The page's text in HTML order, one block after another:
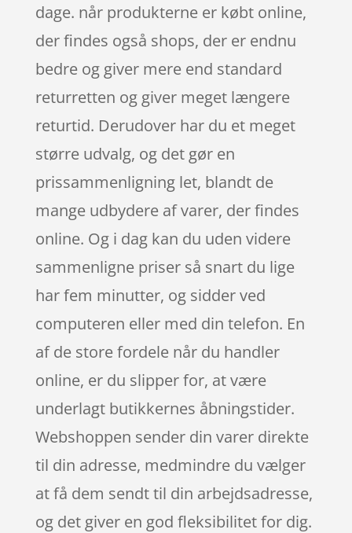
dage. når produkterne er købt online,
der findes også shops, der er endnu
bedre og giver mere end standard
returretten og giver meget længere
returtid. Derudover har du et meget
større udvalg, og det gør en
prissammenligning let, blandt de
mange udbydere af varer, der findes
online. Og i dag kan du uden videre
sammenligne priser så snart du lige
har fem minutter, og sidder ved
computeren eller med din telefon. En
af de store fordele når du handler
online, er du slipper for, at være
underlagt butikkernes åbningstider.
Webshoppen sender din varer direkte
til din adresse, medmindre du vælger
at få dem sendt til din arbejdsadresse,
og det giver en god fleksibilitet for dig.